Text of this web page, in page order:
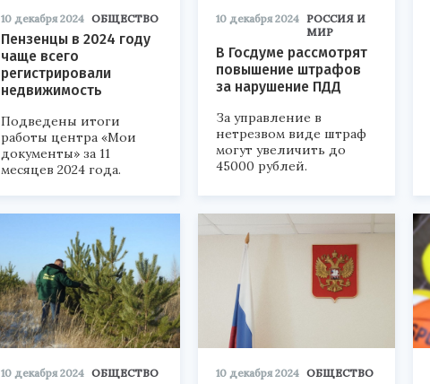
10 декабря 2024 ОБЩЕСТВО
Пензенцы в 2024 году
чаще всего
регистрировали
недвижимость
Подведены итоги
работы центра «Мои
документы» за 11
месяцев 2024 года.
10 декабря 2024 РОССИЯ И
МИР
В Госдуме рассмотрят
повышение штрафов
за нарушение ПДД
За управление в
нетрезвом виде штраф
могут увеличить до
45000 рублей.
10 декабря 2024 ОБЩЕСТВО 10 декабря 2024 ОБЩЕСТВО